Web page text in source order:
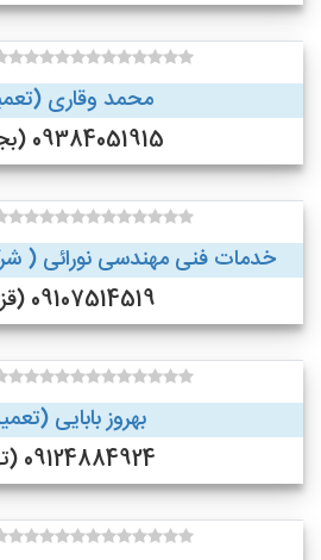
محمد وقاری
09384051915 (بجنورد )
خدمات فنی مهندسی نورائی (
09107514519 (قزوین)
بهروز بابایی
09124884924 (تهران)